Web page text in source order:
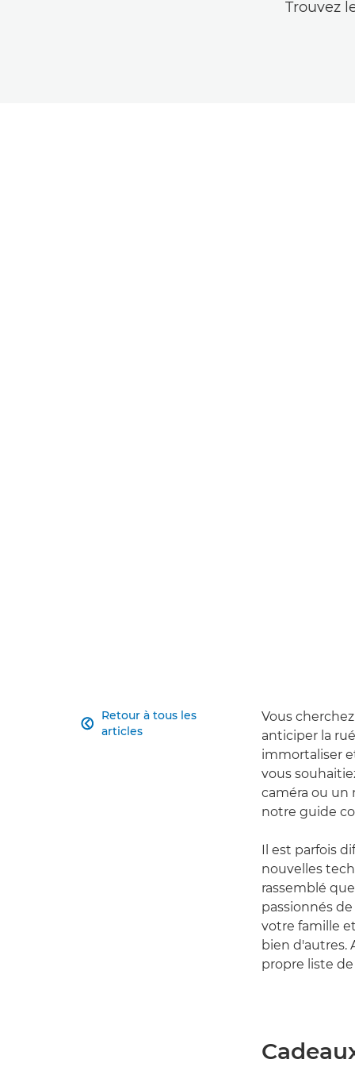
Trouvez
Retour à tous les
articles

Vous
anticiper la
immortaliser
vous
caméra ou un
notre guide
Il est parfois
nouvelles
rassemblé
passionnés
votre famille
bien d'autres.
propre liste